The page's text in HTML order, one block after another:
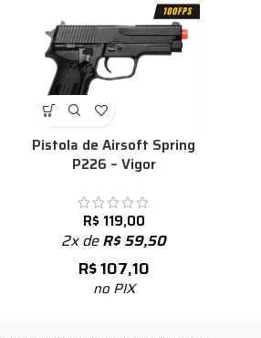
Pistola de Airsoft Spring
P226 – Vigor
R$ 119,00
2x deR$59,50
R$107,10
no PIX